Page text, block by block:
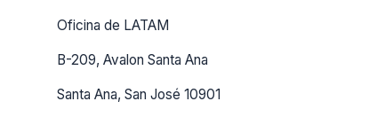
Oficina de LATAM
B-209, Avalon Santa Ana
Santa Ana, San José 10901